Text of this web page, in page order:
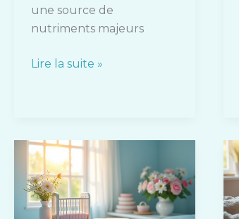
une source de
nutriments majeurs
Lire la suite »
Fausse
couche
:
l’espoir